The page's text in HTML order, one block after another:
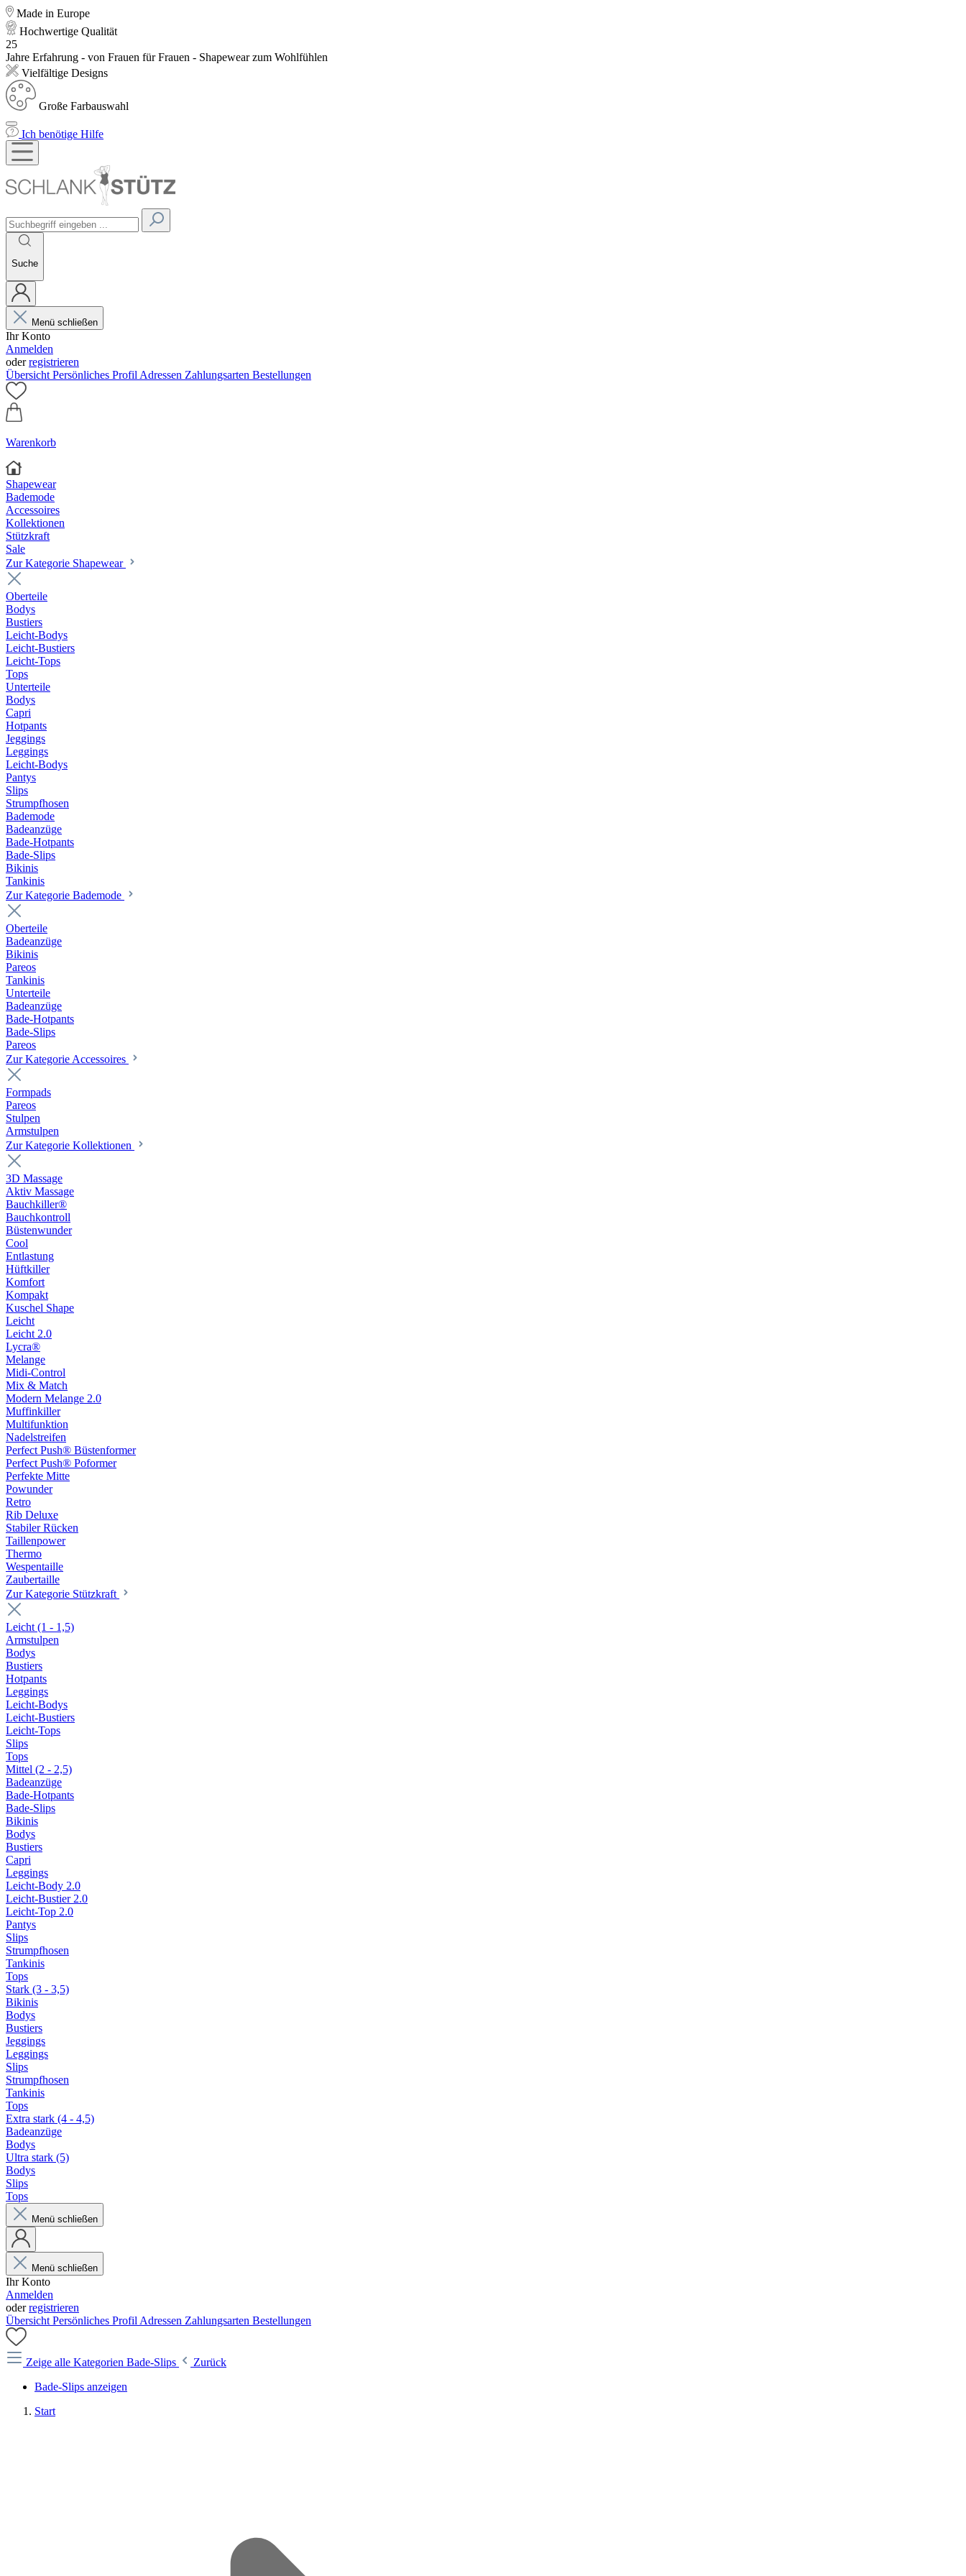
Made in Europe
Hochwertige Qualität
25
Jahre Erfahrung - von Frauen für Frauen - Shapewear zum Wohlfühlen
Vielfältige Designs
Große Farbauswahl
Ich benötige Hilfe
Suche
Menü schließen
Ihr Konto
Anmelden
oderregistrieren
Übersicht Persönliches Profil Adressen Zahlungsarten Bestellungen
Warenkorb
Shapewear
Bademode
Accessoires
Kollektionen
Stützkraft
Sale
Zur Kategorie Shapewear
Oberteile
Bodys
Bustiers
Leicht-Bodys
Leicht-Bustiers
Leicht-Tops
Tops
Unterteile
Bodys
Capri
Hotpants
Jeggings
Leggings
Leicht-Bodys
Pantys
Slips
Strumpfhosen
Bademode
Badeanzüge
Bade-Hotpants
Bade-Slips
Bikinis
Tankinis
Zur Kategorie Bademode
Oberteile
Badeanzüge
Bikinis
Pareos
Tankinis
Unterteile
Badeanzüge
Bade-Hotpants
Bade-Slips
Pareos
Zur Kategorie Accessoires
Formpads
Pareos
Stulpen
Armstulpen
Zur Kategorie Kollektionen
3D Massage
Aktiv Massage
Bauchkiller®
Bauchkontroll
Büstenwunder
Cool
Entlastung
Hüftkiller
Komfort
Kompakt
Kuschel Shape
Leicht
Leicht 2.0
Lycra®
Melange
Midi-Control
Mix & Match
Modern Melange 2.0
Muffinkiller
Multifunktion
Nadelstreifen
Perfect Push® Büstenformer
Perfect Push® Poformer
Perfekte Mitte
Powunder
Retro
Rib Deluxe
Stabiler Rücken
Taillenpower
Thermo
Wespentaille
Zaubertaille
Zur Kategorie Stützkraft
Leicht (1 - 1,5)
Armstulpen
Bodys
Bustiers
Hotpants
Leggings
Leicht-Bodys
Leicht-Bustiers
Leicht-Tops
Slips
Tops
Mittel (2 - 2,5)
Badeanzüge
Bade-Hotpants
Bade-Slips
Bikinis
Bodys
Bustiers
Capri
Leggings
Leicht-Body 2.0
Leicht-Bustier 2.0
Leicht-Top 2.0
Pantys
Slips
Strumpfhosen
Tankinis
Tops
Stark (3 - 3,5)
Bikinis
Bodys
Bustiers
Jeggings
Leggings
Slips
Strumpfhosen
Tankinis
Tops
Extra stark (4 - 4,5)
Badeanzüge
Bodys
Ultra stark (5)
Bodys
Slips
Tops
Menü schließen
Menü schließen
Ihr Konto
Anmelden
oderregistrieren
Übersicht Persönliches Profil Adressen Zahlungsarten Bestellungen
Zeige alle Kategorien Bade-Slips
Zurück
Bade-Slips anzeigen
Start